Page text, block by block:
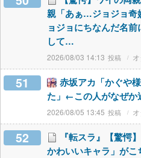
親「あぁ…ジョジョ
ョジョにちなんだ名
して…
2026/08/03 14:13
51
赤坂アカ「かぐや
た」←この人がなぜか
2026/08/05 13:45
52
『転スラ』【驚愕
かわいいキャラ」が